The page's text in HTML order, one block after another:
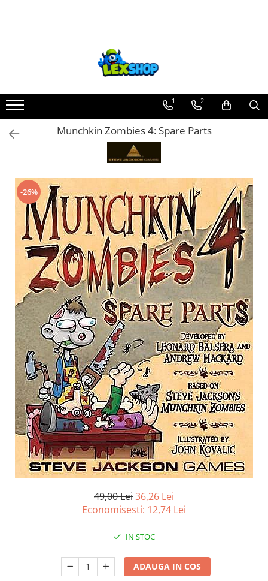
Board Games
Extensii boardgames
Card Games (jocuri cu carti)
Party Games (jocuri de petrecere)
Jocuri pentru copii
Smart Games
Puzzle-uri logice
Jocuri cu miniaturi
Battletech
Final Girl - solo game
Miniaturi Arkham Horror
Miniaturi HEROCLIX
Accesorii pentru boardgames
Protectii carti (Sleeves)
Playmats
Deck Boxes/Cutii pentru carti
Portofolii/ Clasoare pentru carti
The Army Painter
Organizatoare
Zaruri
1 2
Munchkin Zombies 4: Spare Parts
-26%
49,00 Lei36,26 Lei
Economisesti: 12,74 Lei
IN STOC
ADAUGA IN COS